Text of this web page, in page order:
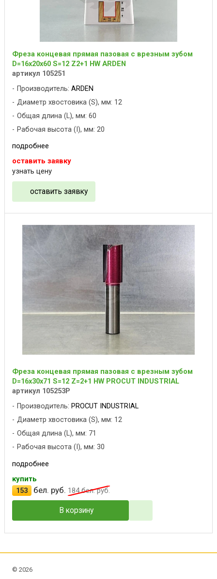
Фреза концевая прямая пазовая с врезным зубом
D=16x20x60 S=12 Z2+1 HW ARDEN
артикул 105251
Производитель: ARDEN
Диаметр хвостовика (S), мм: 12
Общая длина (L), мм: 60
Рабочая высота (I), мм: 20
подробнее
оставить заявку
узнать цену
оставить заявку
Фреза концевая прямая пазовая с врезным зубом
D=16x30x71 S=12 Z=2+1 HW PROCUT INDUSTRIAL
артикул 105253P
Производитель: PROCUT INDUSTRIAL
Диаметр хвостовика (S), мм: 12
Общая длина (L), мм: 71
Рабочая высота (I), мм: 30
подробнее
купить
153
бел. руб. 184бел. руб.
В корзину
© 2026